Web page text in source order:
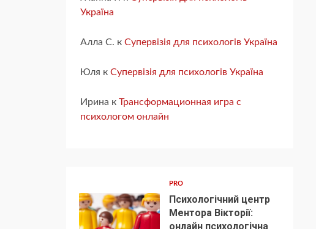
Україна
Алла С. к Супервізія для психологів Україна
Юля к Супервізія для психологів Україна
Ирина к Трансформационная игра с
психологом онлайн
PRO
Психологічний центр
Ментора Вікторії:
онлайн психологічна